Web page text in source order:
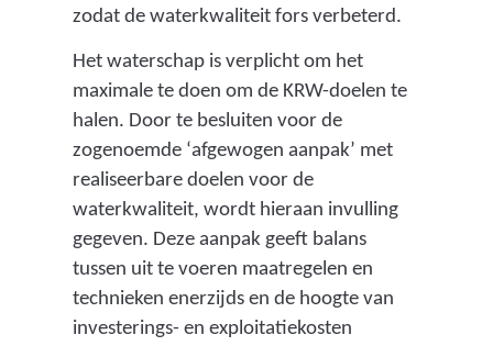
zodat de waterkwaliteit fors verbeterd.
Het waterschap is verplicht om het
maximale te doen om de KRW-doelen te
halen. Door te besluiten voor de
zogenoemde ‘afgewogen aanpak’ met
realiseerbare doelen voor de
waterkwaliteit, wordt hieraan invulling
gegeven. Deze aanpak geeft balans
tussen uit te voeren maatregelen en
technieken enerzijds en de hoogte van
investerings- en exploitatiekosten